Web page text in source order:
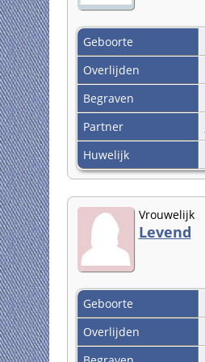
Geboorte
Overlijden
Begraven
Partner
Huwelijk
Vrouwelijk
Levend
Geboorte
Overlijden